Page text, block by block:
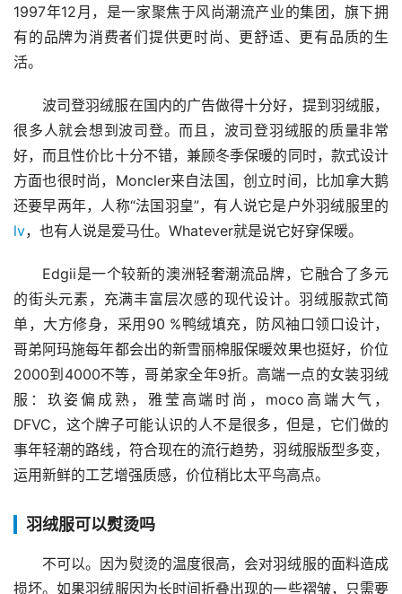
1997年12月，是一家聚焦于风尚潮流产业的集团，旗下拥
有的品牌为消费者们提供更时尚、更舒适、更有品质的生
活。
波司登羽绒服在国内的广告做得十分好，提到羽绒服，
很多人就会想到波司登。而且，波司登羽绒服的质量非常
好，而且性价比十分不错，兼顾冬季保暖的同时，款式设计
方面也很时尚，Moncler来自法国，创立时间，比加拿大鹅
还要早两年，人称“法国羽皇”，有人说它是户外羽绒服里的
lv，也有人说是爱马仕。Whatever就是说它好穿保暖。
Edgii是一个较新的澳洲轻奢潮流品牌，它融合了多元
的街头元素，充满丰富层次感的现代设计。羽绒服款式简
单，大方修身，采用90 %鸭绒填充，防风袖口领口设计，
哥弟阿玛施每年都会出的新雪丽棉服保暖效果也挺好，价位
2000到4000不等，哥弟家全年9折。高端一点的女装羽绒
服：玖姿偏成熟，雅莹高端时尚，moco高端大气，
DFVC，这个牌子可能认识的人不是很多，但是，它们做的
事年轻潮的路线，符合现在的流行趋势，羽绒服版型多变，
运用新鲜的工艺增强质感，价位稍比太平鸟高点。
羽绒服可以熨烫吗
不可以。因为熨烫的温度很高，会对羽绒服的面料造成
损坏。如果羽绒服因为长时间折叠出现的一些褶皱，只需要